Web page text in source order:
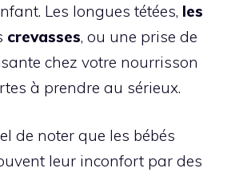
Les longues tétées, les
crevasses, ou une prise de
chez votre nourrisson
à prendre au sérieux.
de noter que les bébés
leur inconfort par des